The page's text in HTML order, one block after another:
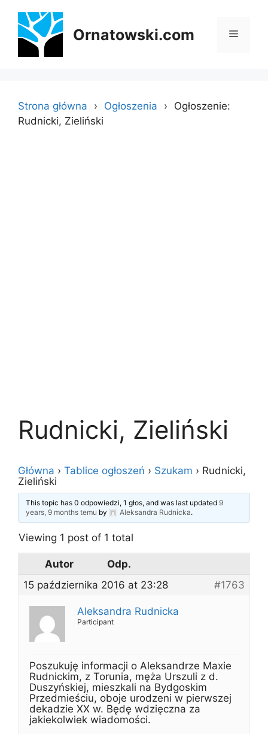
treści
Ornatowski.com Menu
Strona główna Ogłoszenia
Ogłoszenie:
Rudnicki, Zieliński
Rudnicki, Zieliński
Główna › Tablice ogłoszeń › Szukam › Rudnicki,
Zieliński
This topic has 0 odpowiedzi, 1 głos, and was last updated9
years, 9 months temu by Aleksandra Rudnicka.
Viewing 1 post of 1 total
Autor
Odp.
15 października 2016 at 23:28
#1763
Aleksandra Rudnicka
Participant
Poszukuję informacji o Aleksandrze Maxie
Rudnickim, z Torunia, męża Urszuli z d.
Duszyńskiej, mieszkali na Bydgoskim
Przedmieściu, oboje urodzeni w pierwszej
dekadzie XX w. Będę wdzięczna za
jakiekolwiek wiadomości.